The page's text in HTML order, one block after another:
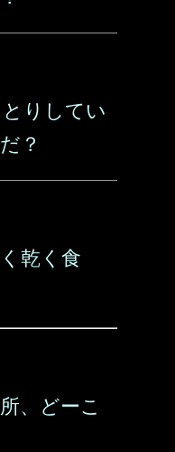
りしてい
？
乾く食
、どーこ